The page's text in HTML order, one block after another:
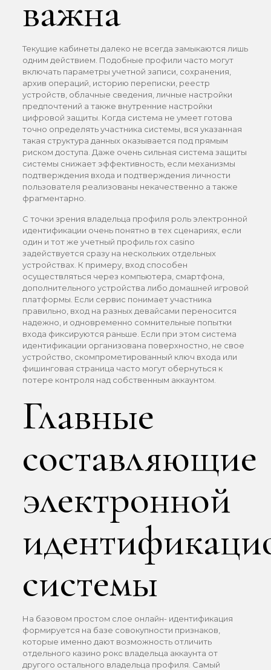
важна
Текущие кабинеты далеко не всегда замыкаются лишь
одним действием. Подобные профили часто могут
включать параметры учетной записи, сохранения,
архив операций, историю переписки, реестр
устройств, облачные сведения, личные настройки
предпочтений а также внутренние настройки
цифровой защиты. Когда система не умеет готова
точно определять участника системы, вся указанная
такая структура данных оказывается под прямым
риском доступа. Даже очень сильная система защиты
системы снижает эффективность, если механизмы
подтверждения входа и подтверждения личности
пользователя реализованы некачественно а также
фрагментарно.
С точки зрения владельца профиля роль электронной
идентификации очень понятно в тех сценариях, если
один и тот же учетный профиль rox casino
задействуется сразу на нескольких отдельных
устройствах. К примеру, вход способен
осуществляться через компьютера, смартфона,
дополнительного устройства либо домашней игровой
платформы. Если сервис понимает участника
правильно, вход на разных девайсами переносится
надежно, и одновременно сомнительные попытки
входа фиксируются раньше. Если при этом система
идентификации организована поверхностно, не свое
устройство, скомпрометированный ключ входа или
фишинговая страница часто могут обернуться к
потере контроля над собственным аккаунтом.
Главные
составляющие
электронной
системы
На базовом простом слое онлайн- идентификация
формируется на базе совокупности признаков,
которые именно дают возможность отличить
отдельного казино рокс владельца аккаунта от
другого остального владельца профиля. Самый